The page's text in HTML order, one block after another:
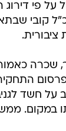
על פי דירוג
קובי
שכרה כאמור
חשד
במקום.